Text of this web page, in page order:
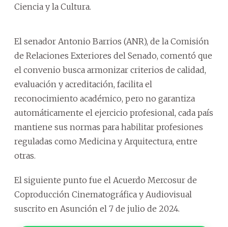
Ciencia y la Cultura.
El senador Antonio Barrios (ANR), de la Comisión
de Relaciones Exteriores del Senado, comentó que
el convenio busca armonizar criterios de calidad,
evaluación y acreditación, facilita el
reconocimiento académico, pero no garantiza
automáticamente el ejercicio profesional, cada país
mantiene sus normas para habilitar profesiones
reguladas como Medicina y Arquitectura, entre
otras.
El siguiente punto fue el Acuerdo Mercosur de
Coproducción Cinematográfica y Audiovisual
suscrito en Asunción el 7 de julio de 2024.